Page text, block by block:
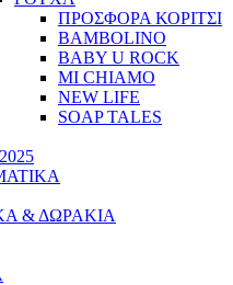
ΠΡΟΣΦΟΡΑ ΚΟΡΙΤΣΙ
BAMBOLINO
BABY U ROCK
MI CHIAMO
NEW LIFE
SOAP TALES
& ΔΩΡΑΚΙΑ